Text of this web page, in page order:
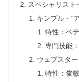
スペシャリスト
キンブル・“
特性：ベ
専門技能
ウェブスタ
特性：俊敏